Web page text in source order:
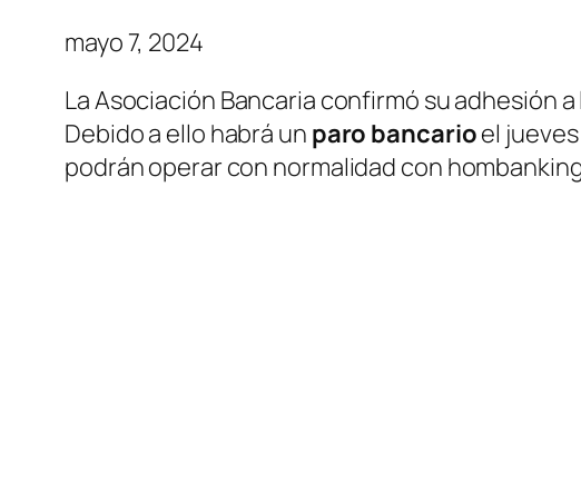
mayo 7, 2024
La Asociación Bancaria confirmó su adhesión
Debido a ello habrá un paro bancarioel
podrán operar con normalidad con